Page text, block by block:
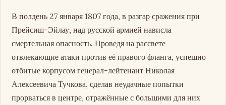
В полдень 27 января 1807 года, в разгар сражения при
Прейсиш-Эйлау, над русской армией нависла
смертельная опасность. Проведя на рассвете
отвлекающие атаки против её правого фланга, успешно
отбитые корпусом генерал-лейтенант Николая
Алексеевича Тучкова, сделав неудачные попытки
прорваться в центре, отражённые с большими для них